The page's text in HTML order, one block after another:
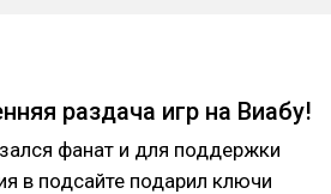
раздача игр на Виабу!
фанат и для поддержки
в подсайте подарил ключи